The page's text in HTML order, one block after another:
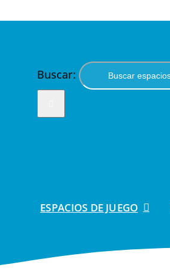
Buscar:
ESPACIOS DE JUEGO